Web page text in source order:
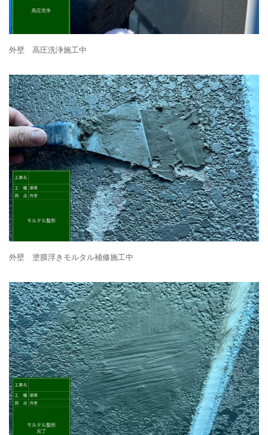
外壁 高圧洗浄施工中
外壁 塗膜浮きモルタル補修施工中